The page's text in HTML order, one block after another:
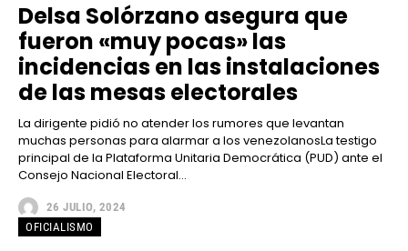
Delsa Solórzano asegura que
fueron «muy pocas» las
incidencias en las instalaciones
de las mesas electorales
La dirigente pidió no atender los rumores que levantan
muchas personas para alarmar a los venezolanosLa testigo
principal de la Plataforma Unitaria Democrática (PUD) ante el
Consejo Nacional Electoral...
26 JULIO, 2024
OFICIALISMO